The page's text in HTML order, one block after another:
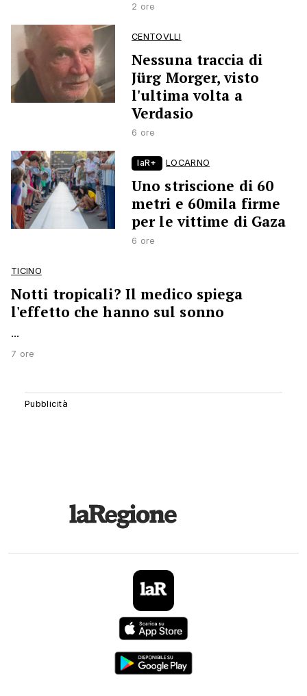
2 ore
CENTOVLLI
Nessuna traccia di
Jürg Morger, visto
l'ultima volta a
Verdasio
6 ore
laR+ LOCARNO
Uno striscione di 60
metri e 60mila firme
per le vittime di Gaza
6 ore
TICINO
Notti tropicali? Il medico spiega
l'effetto che hanno sul sonno
...
7 ore